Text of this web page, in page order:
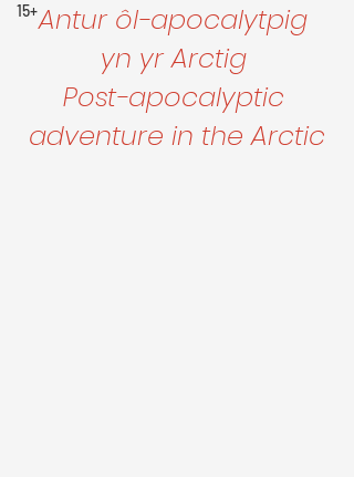
15+Antur ôl-apocalytpig
yn yr Arctig
Post-apocalyptic
adventure in the Arctic